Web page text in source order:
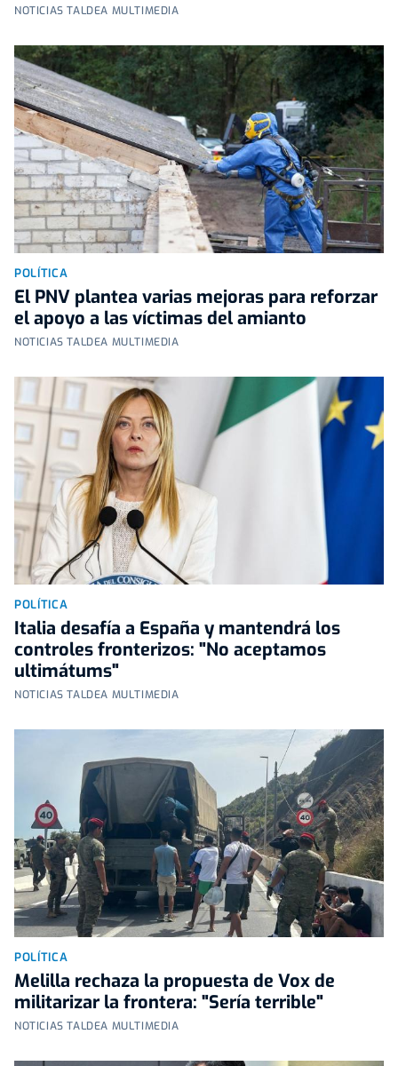
NOTICIAS TALDEA MULTIMEDIA
POLÍTICA
El PNV plantea varias mejoras para reforzar
el apoyo a las víctimas del amianto
NOTICIAS TALDEA MULTIMEDIA
POLÍTICA
Italia desafía a España y mantendrá los
controles fronterizos: "No aceptamos
ultimátums"
NOTICIAS TALDEA MULTIMEDIA
POLÍTICA
Melilla rechaza la propuesta de Vox de
militarizar la frontera: "Sería terrible"
NOTICIAS TALDEA MULTIMEDIA